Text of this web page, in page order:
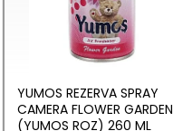
YUMOS REZERVA SPRAY
CAMERA FLOWER GARDEN
(YUMOS ROZ) 260 ML